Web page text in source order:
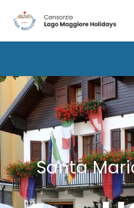
Santa